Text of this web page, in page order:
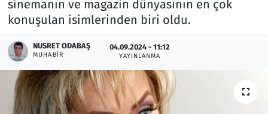
sinemanın ve magazin dünyasının en çok
konuşulan isimlerinden biri oldu.
NUSRET ODABAŞ
MUHABIR
04.09.2024 - 11:12
YAYINLANMA
Otomobil
Oyun
Ramazan
Resmi İlanlar